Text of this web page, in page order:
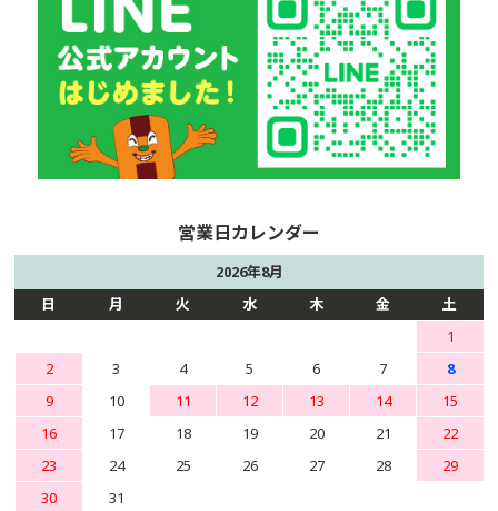
2026年8月
日
月 火 水 木 金
土
1
2
3 4 5 6 7
8
9
10 11 12 13 14
15
16
17 18 19 20 21
22
23
24 25 26 27 28
29
30
31